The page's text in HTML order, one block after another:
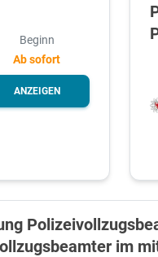
Beginn
Ab sofort
ANZEIGEN
im